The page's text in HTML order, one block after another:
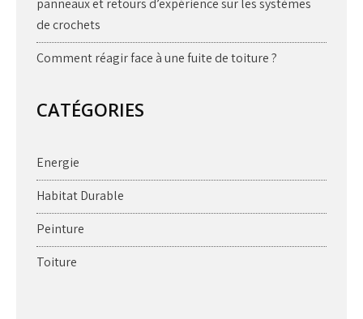
panneaux et retours d’expérience sur les systèmes
de crochets
Comment réagir face à une fuite de toiture ?
CATÉGORIES
Energie
Habitat Durable
Peinture
Toiture